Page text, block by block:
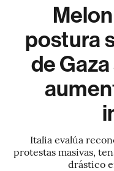
postura
de
Italia evalúa
protestas masivas,
drástico